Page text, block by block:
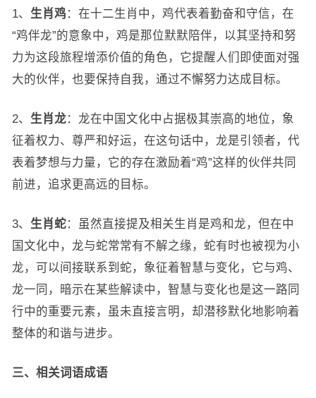
1、 生肖鸡 ：在十二生肖中，鸡代表着勤奋和守信，在
“鸡伴龙”的意象中，鸡是那位默默陪伴，以其坚持和努
力为这段旅程增添价值的角色，它提醒人们即使面对强
大的伙伴，也要保持自我，通过不懈努力达成目标。
2、 生肖龙：龙在中国文化中占据极其崇高的地位，象
征着权力、尊严和好运，在这句话中，龙是引领者，代
表着梦想与力量，它的存在激励着“鸡”这样的伙伴共同
前进，追求更高远的目标。
3、 生肖蛇：虽然直接提及相关生肖是鸡和龙，但在中
国文化中，龙与蛇常常有不解之缘，蛇有时也被视为小
龙，可以间接联系到蛇，象征着智慧与变化，它与鸡、
龙一同，暗示在某些解读中，智慧与变化也是这一路同
行中的重要元素，虽未直接言明，却潜移默化地影响着
整体的和谐与进步。
三、相关词语成语